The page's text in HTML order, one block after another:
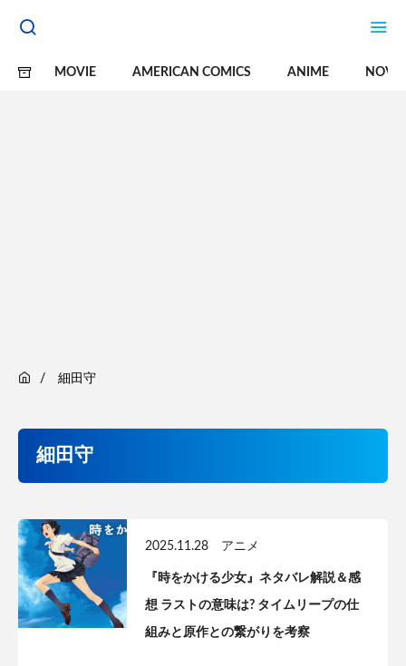
MOVIE AMERICAN COMICS ANIME
細田守
細田守
2025.11.28 アニメ
『時をかける少女』ネタバレ解説＆感
想 ラストの意味は? タイムリープの仕
組みと原作との繋がりを考察